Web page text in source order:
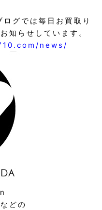
ログでは毎日お買取り
知らせしています。
news/
どの